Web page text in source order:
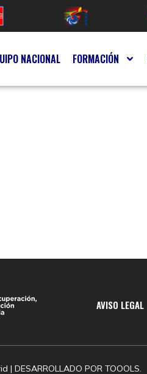
NACIONAL FORMACIÓN
AVISO LEGAL
| DESARROLLADO POR TOOOLS.